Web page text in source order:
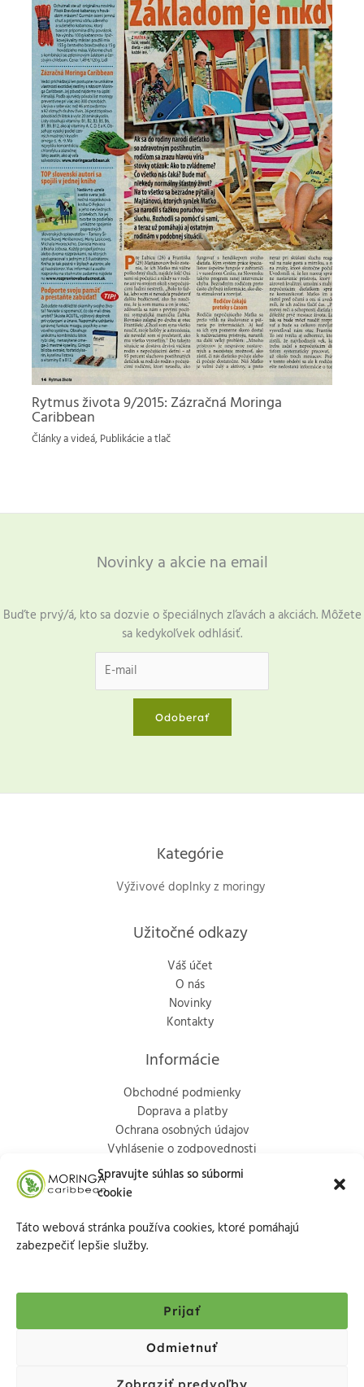
Spravujte súhlas so súbormi
cookie
Táto webová stránka používa cookies, ktoré pomáhajú
zabezpečiť lepšie služby.
Prijať
Odmietnuť
Zobraziť predvoľby
Rytmus života 9/2015: Zázračná Moringa
Caribbean
Články a videá, Publikácie a tlač
Novinky a akcie na email
Buďte prvý/á, kto sa dozvie o špeciálnych zľavách a akciách. Môžete
sa kedykoľvek odhlásiť.
Odoberať
Kategórie
Výživové doplnky z moringy
Užitočné odkazy
Váš účet
O nás
Novinky
Kontakty
Informácie
Obchodné podmienky
Doprava a platby
Ochrana osobných údajov
Vyhlásenie o zodpovednosti
Politika vrátenia
Marka Aurélia 65/9, Trenčín, 911 01